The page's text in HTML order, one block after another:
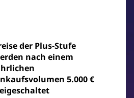
der Plus-Stufe
nach einem
5.000 €